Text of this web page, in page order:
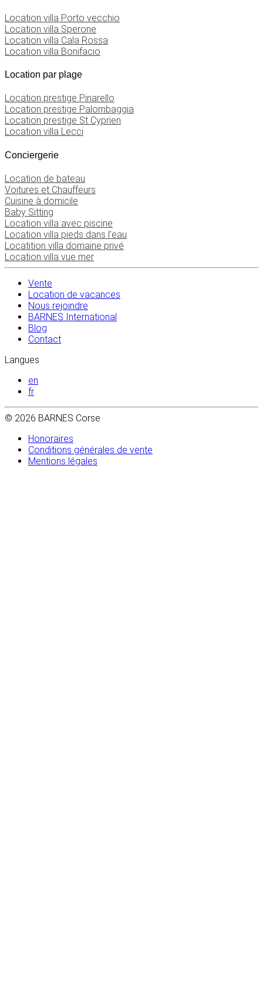
Location villa Porto vecchio
Location villa Sperone
Location villa Cala Rossa
Location villa Bonifacio
Location par plage
Location prestige Pinarello
Location prestige Palombaggia
Location prestige St Cyprien
Location villa Lecci
Conciergerie
Location de bateau
Voitures et Chauffeurs
Cuisine à domicile
Baby Sitting
Location villa avec piscine
Location villa pieds dans l’eau
Locatition villa domaine privé
Location villa vue mer
Vente
Location de vacances
Nous rejoindre
BARNES International
Blog
Contact
Langues
en
fr
© 2026 BARNES Corse
Honoraires
Conditions générales de vente
Mentions légales